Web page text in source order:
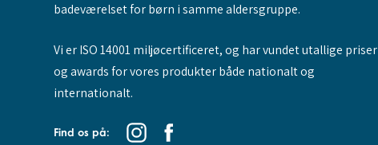
badeværelset for børn i samme aldersgruppe.
Vi er ISO 14001 miljøcertificeret, og har vundet utallige priser
og awards for vores produkter både nationalt og
internationalt.
Find os på: